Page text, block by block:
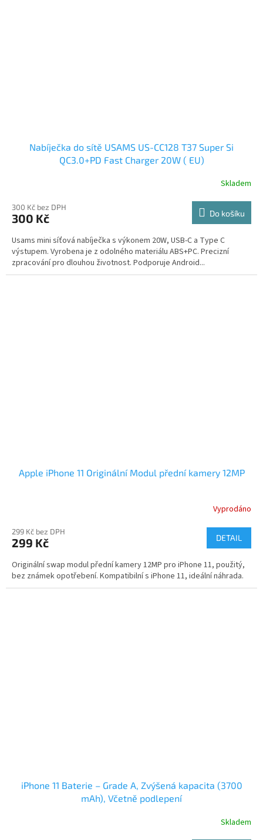
Nabíječka do sítě USAMS US-CC128 T37 Super Si
QC3.0+PD Fast Charger 20W ( EU)
Skladem
300 Kč bez DPH
300 Kč Do košíku
Usams mini síťová nabíječka s výkonem 20W, USB-C a Type C
výstupem. Vyrobena je z odolného materiálu ABS+PC. Precizní
zpracování pro dlouhou životnost. Podporuje Android...
Apple iPhone 11 Originální Modul přední kamery 12MP
Vyprodáno
299 Kč bez DPH
299 Kč DETAIL
Originální swap modul přední kamery 12MP pro iPhone 11, použitý,
bez známek opotřebení. Kompatibilní s iPhone 11, ideální náhrada.
iPhone 11 Baterie – Grade A, Zvýšená kapacita (3700
mAh), Včetně podlepení
Skladem